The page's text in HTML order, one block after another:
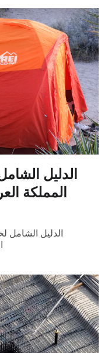
الدليل
المملكة
الدليل الشامل